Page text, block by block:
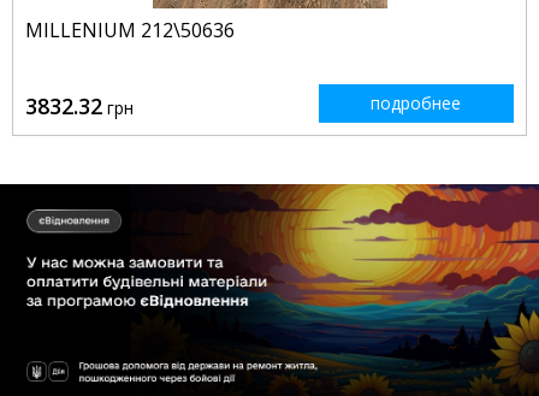
MILLENIUM 212\50636
3832.32 грн подробнее